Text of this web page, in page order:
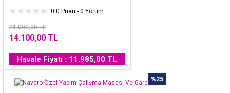
0.0 Puan - 0 Yorum
21.000,00 TL
14.100,00 TL
Havale Fiyatı : 11.985,00 TL
%25